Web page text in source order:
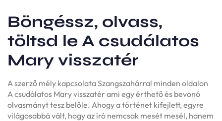
Böngéssz, olvass,
töltsd le A csudálatos
Mary visszatér
A szerző mély kapcsolata Szangszahárral minden oldalon
A csudálatos Mary visszatér ami egy érthető és bevonó
olvasmányt tesz belőle. Ahogy a történet kifejlett, egyre
világosabbá vált, hogy az író nemcsak mesét mesél, hanem